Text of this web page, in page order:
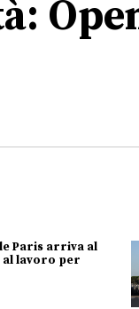
Paris arriva al
al lavoro per